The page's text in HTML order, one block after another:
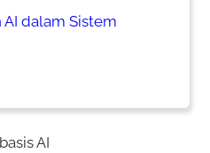
AI dalam Sistem
AI